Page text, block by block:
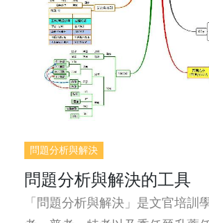
問題分析與解決
問題分析與解決的工具
「問題分析與解決」是文官培訓